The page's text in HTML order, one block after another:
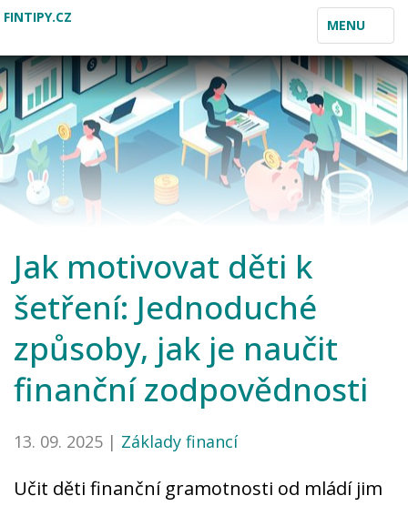
TOGGLE
NAVIGATION
MENU
FINTIPY.CZ
Jak motivovat děti k
šetření: Jednoduché
způsoby, jak je naučit
finanční zodpovědnosti
13. 09. 2025 | Základy financí
Učit děti finanční gramotnosti od mládí jim